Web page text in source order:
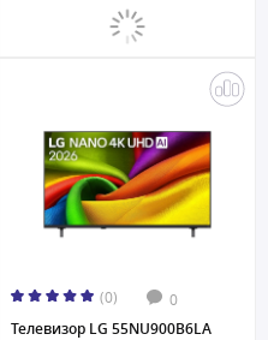
(0) 0
Телевизор LG 55NU900B6LA